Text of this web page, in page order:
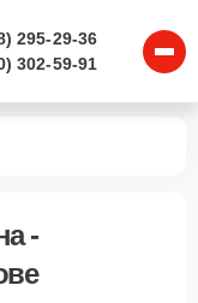
295-29-36
302-59-91
-